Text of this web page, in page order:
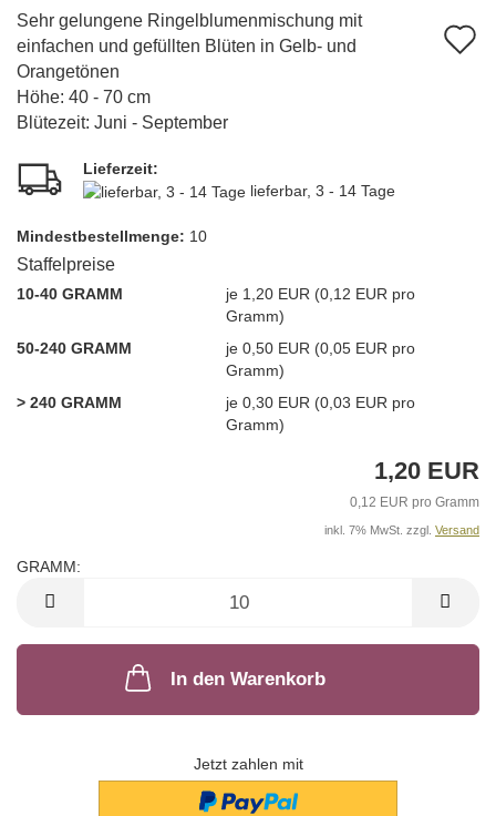
Sehr gelungene Ringelblumenmischung mit
einfachen und gefüllten Blüten in Gelb- und
Orangetönen
Höhe: 40 - 70 cm
Blütezeit: Juni - September
Lieferzeit:
lieferbar, 3 - 14 Tage
Mindest­bestellmenge: 10
Staffelpreise
10-40 GRAMM
je 1,20 EUR (0,12 EUR pro
Gramm)
50-240 GRAMM
je 0,50 EUR (0,05 EUR pro
Gramm)
> 240 GRAMM
je 0,30 EUR (0,03 EUR pro
Gramm)
1,20 EUR
0,12 EUR pro Gramm
inkl. 7% MwSt. zzgl. Versand
GRAMM:
In den Warenkorb
Jetzt zahlen mit